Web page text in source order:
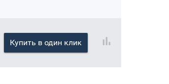
Купить в один клик